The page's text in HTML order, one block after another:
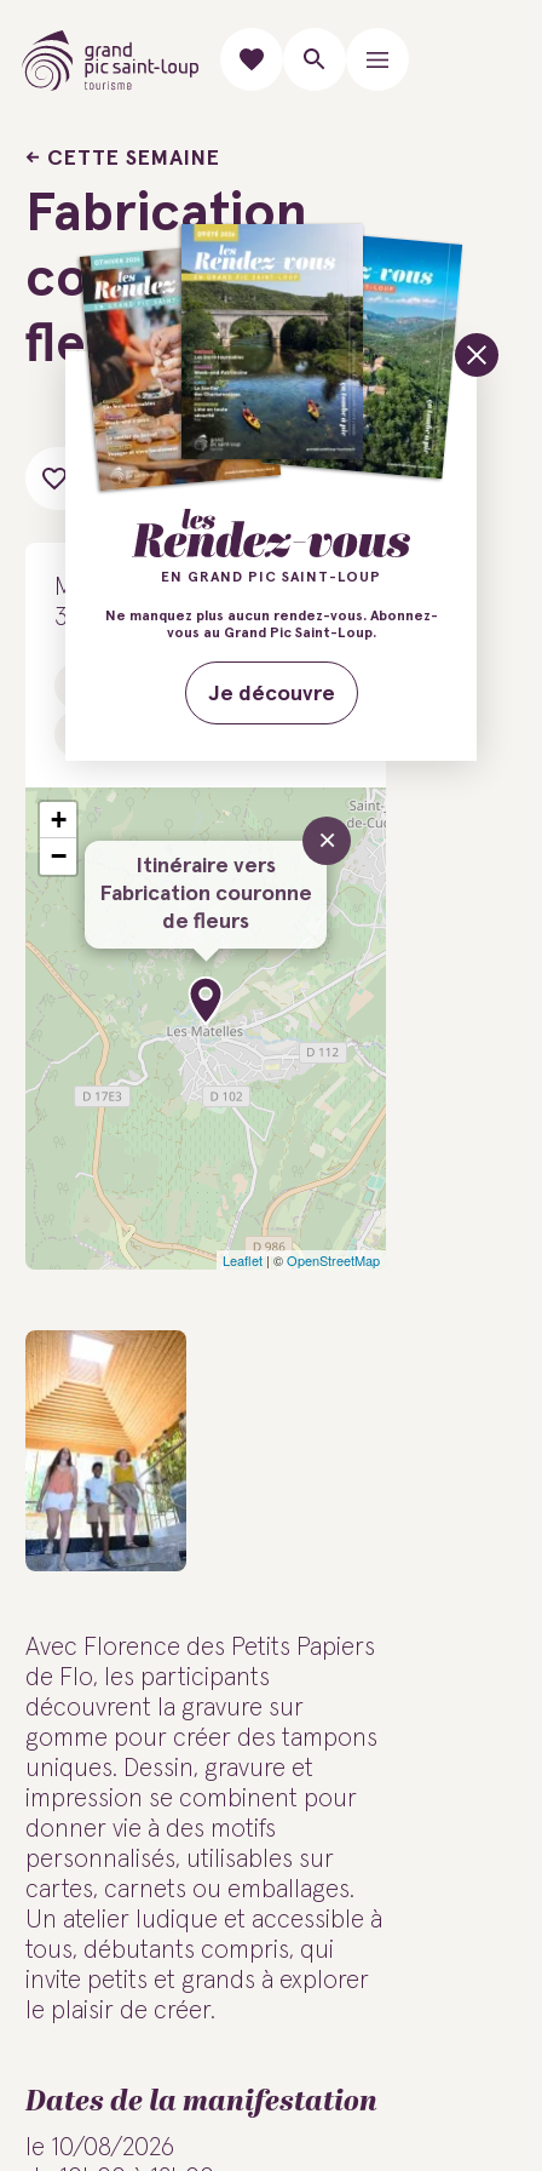
CETTE SEMAINE
Fabrication
couronne de
fleurs
Ajouter au carnet de voyage
Maison des Consuls
34270 Les Matelles
Site web
Itinéraire vers
Fabrication couronne
de fleurs
×
+
−
Leaflet| ©OpenStreetMap
Avec Florence des Petits Papiers
de Flo, les participants
découvrent la gravure sur
gomme pour créer des tampons
uniques. Dessin, gravure et
impression se combinent pour
donner vie à des motifs
personnalisés, utilisables sur
cartes, carnets ou emballages.
Un atelier ludique et accessible à
tous, débutants compris, qui
invite petits et grands à explorer
le plaisir de créer.
Dates de la manifestation
le 10/08/2026
EN GRAND PIC SAINT-LOUP
Ne manquez plus aucun rendez-vous. Abonnez-
vous au Grand Pic Saint-Loup.
Je découvre